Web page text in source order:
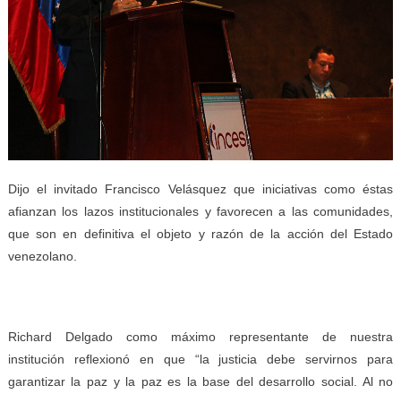
Dijo el invitado Francisco Velásquez que iniciativas como éstas
afianzan los lazos institucionales y favorecen a las comunidades,
que son en definitiva el objeto y razón de la acción del Estado
venezolano.
Richard Delgado como máximo representante de nuestra
institución reflexionó en que “la justicia debe servirnos para
garantizar la paz y la paz es la base del desarrollo social. Al no